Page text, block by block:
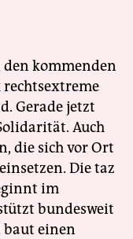
den kommenden
Gerade jetzt
Auch
die sich vor Ort
Die taz
im
bundesweit
einen